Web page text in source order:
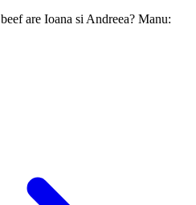
are Ioana si Andreea? Manu: